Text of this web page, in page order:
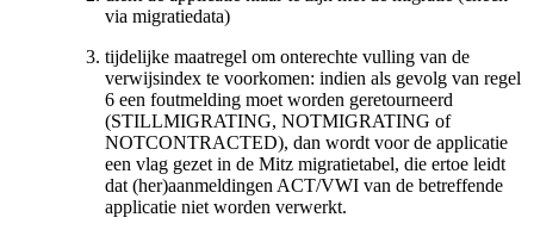
via migratiedata)
tijdelijke maatregel om onterechte vulling van de
verwijsindex te voorkomen: indien als gevolg van regel
6 een foutmelding moet worden geretourneerd
(STILLMIGRATING, NOTMIGRATING of
NOTCONTRACTED), dan wordt voor de applicatie
een vlag gezet in de Mitz migratietabel, die ertoe leidt
dat (her)aanmeldingen ACT/VWI van de betreffende
applicatie niet worden verwerkt.